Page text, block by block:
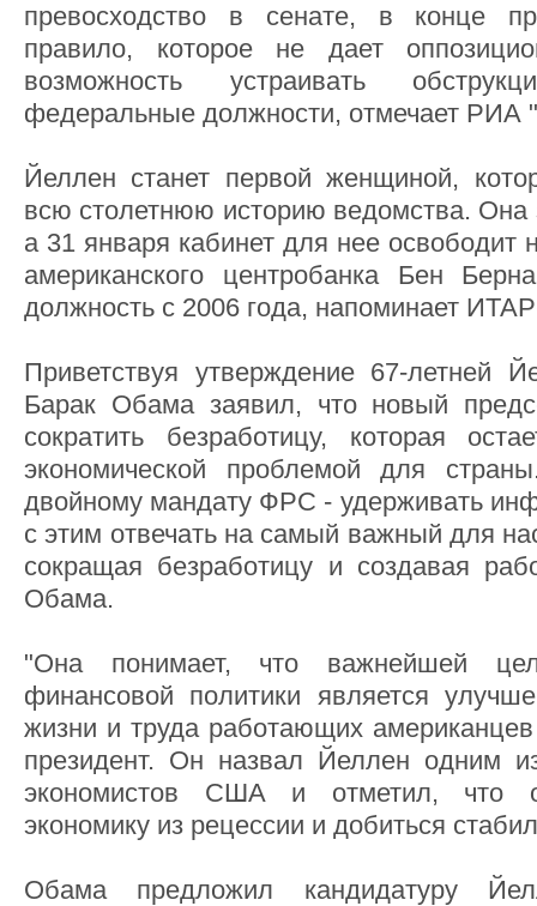
превосходство в сенате, в конце
правило, которое не дает
возможность устраивать
федеральные должности, отмечает РИА
Йеллен станет первой женщиной,
всю столетнюю историю ведомства. Она
а 31 января кабинет для нее освободит
американского центробанка Бен
должность с 2006 года, напоминает
Приветствуя утверждение 67-летней
Барак Обама заявил, что новый
сократить безработицу, которая
экономической проблемой для
двойному мандату ФРС - удерживать
с этим отвечать на самый важный для
сокращая безработицу и создавая
Обама.
"Она понимает, что важнейшей
финансовой политики является
жизни и труда работающих
президент. Он назвал Йеллен одним
экономистов США и отметил, что
экономику из рецессии и добиться
Обама предложил кандидатуру